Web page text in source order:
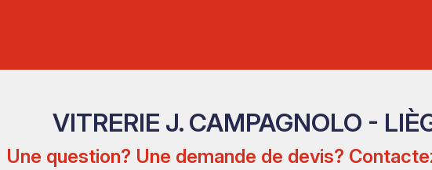
VITRERIE J. CAMPAGNOLO -
Une question? Une demande de devis?